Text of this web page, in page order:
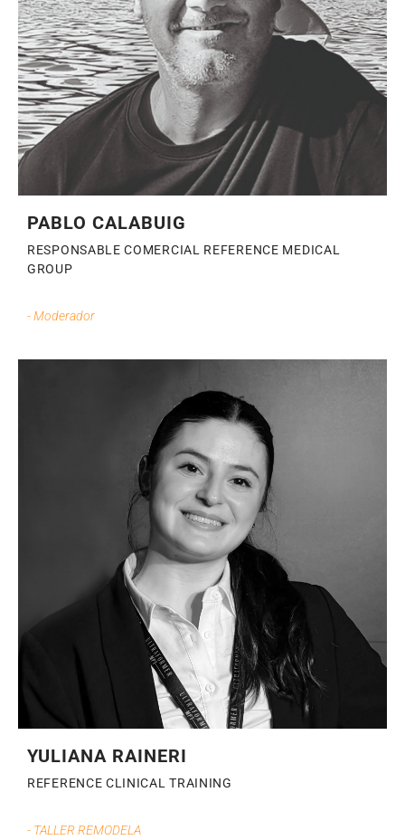
PABLO CALABUIG
RESPONSABLE COMERCIAL REFERENCE MEDICAL
GROUP
- Moderador
YULIANA RAINERI
REFERENCE CLINICAL TRAINING
- TALLER REMODELA